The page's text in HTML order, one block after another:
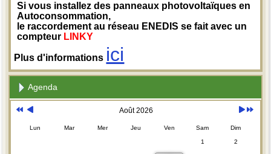
Si vous installez des panneaux photovoltaïques en
Autoconsommation,
le raccordement au réseau ENEDIS se fait avec un
compteur LINKY
Plus d'informations ici
Agenda
Août 2026
Lun Mar Mer Jeu Ven Sam Dim
1 2